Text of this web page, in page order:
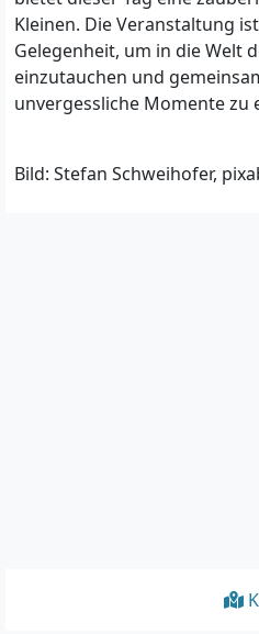
Kleinen. Die Veranstaltung
Gelegenheit, um in die Welt
einzutauchen und
unvergessliche Momente zu
Bild: Stefan Schweihofer,